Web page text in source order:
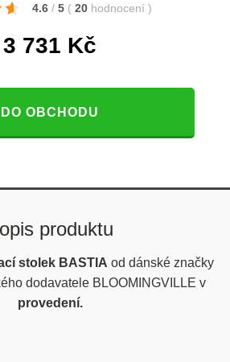
4.6 / 5 ( 20 hodnocení )
3 731 Kč
DO OBCHODU
produktu
stolek BASTIA od dánské značky
dodavatele BLOOMINGVILLE v
provedení.